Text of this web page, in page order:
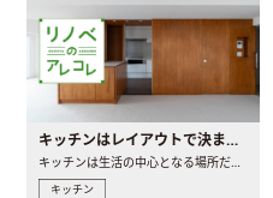
キッチンはレイアウトで決まる。後悔しないための考え方と選び方
キッチンは生活の中心となる場所だからこそ、家の中のどこに置..
キッチン